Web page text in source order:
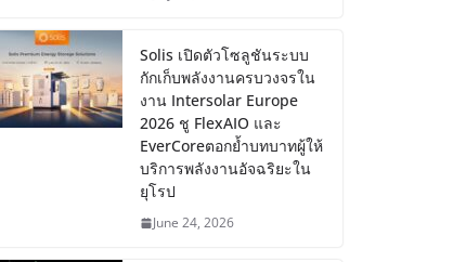
Solis เปิดตัวโซลูชันระบบ
กักเก็บพลังงานครบวงจรใน
งาน Intersolar Europe
2026 ชู FlexAIO และ
EverCoreตอกย้ำบทบาทผู้ให้
บริการพลังงานอัจฉริยะใน
ยุโรป
June 24, 2026